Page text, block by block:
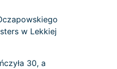
w Lekkiej
30, a